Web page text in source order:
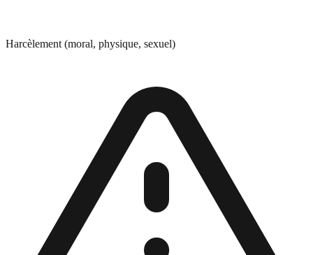
Harcèlement (moral, physique, sexuel)